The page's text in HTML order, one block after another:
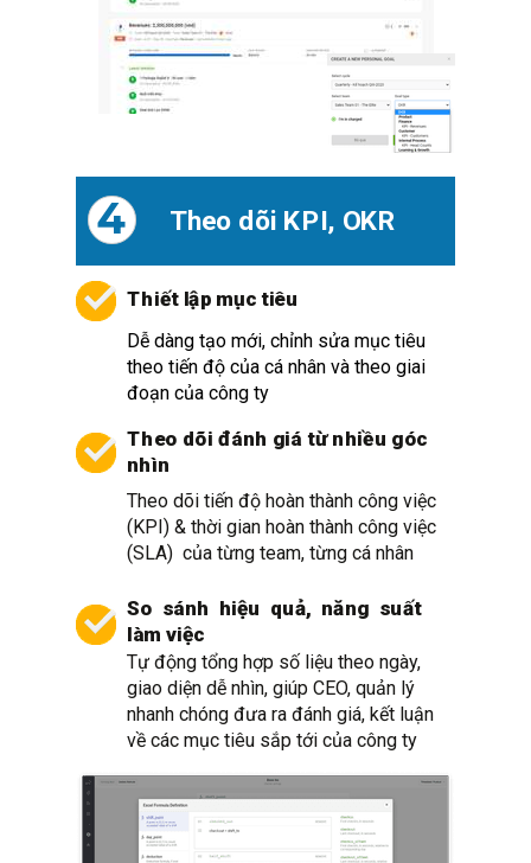
Theo dõi KPI, OKR
4
Thiết lập mục tiêu
Theo dõi đánh giá từ nhiều góc
nhìn
So sánh hiệu quả, năng suất
làm việc
Dễ dàng tạo mới, chỉnh sửa mục tiêu
theo tiến độ của cá nhân và theo giai
đoạn của công ty
Theo dõi tiến độ hoàn thành công việc
(KPI) & thời gian hoàn thành công việc
(SLA) của từng team, từng cá nhân
Tự động tổng hợp số liệu theo ngày,
giao diện dễ nhìn, giúp CEO, quản lý
nhanh chóng đưa ra đánh giá, kết luận
về các mục tiêu sắp tới của công ty